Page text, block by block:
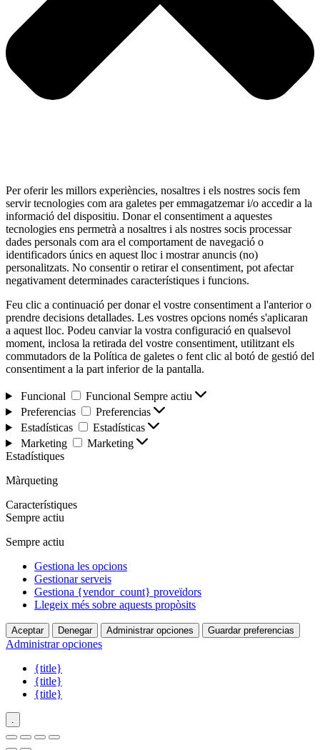
Per oferir les millors experiències, nosaltres i els nostres socis fem
servir tecnologies com ara galetes per emmagatzemar i/o accedir a la
informació del dispositiu. Donar el consentiment a aquestes
tecnologies ens permetrà a nosaltres i als nostres socis processar
dades personals com ara el comportament de navegació o
identificadors únics en aquest lloc i mostrar anuncis (no)
personalitzats. No consentir o retirar el consentiment, pot afectar
negativament determinades característiques i funcions.
Feu clic a continuació per donar el vostre consentiment a l'anterior o
prendre decisions detallades. Les vostres opcions només s'aplicaran
a aquest lloc. Podeu canviar la vostra configuració en qualsevol
moment, inclosa la retirada del vostre consentiment, utilitzant els
commutadors de la Política de galetes o fent clic al botó de gestió del
consentiment a la part inferior de la pantalla.
Funcional Funcional Sempre actiu
Preferencias
Preferencias
Estadísticas
Estadísticas
Marketing
Marketing
Estadístiques
Màrqueting
Característiques
Sempre actiu
Sempre actiu
Gestiona les opcions
Gestionar serveis
Gestiona {vendor_count} proveïdors
Llegeix més sobre aquests propòsits
Aceptar Denegar Administrar opciones Guardar preferencias
Administrar opciones
{title}
{title}
{title}